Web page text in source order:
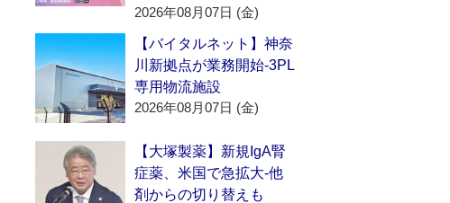
2026年08月07日 (金)
【バイタルネット】神奈
川新拠点が業務開始‐3PL
専用物流施設
2026年08月07日 (金)
【大塚製薬】新規IgA腎
症薬、米国で急拡大‐他
剤からの切り替えも